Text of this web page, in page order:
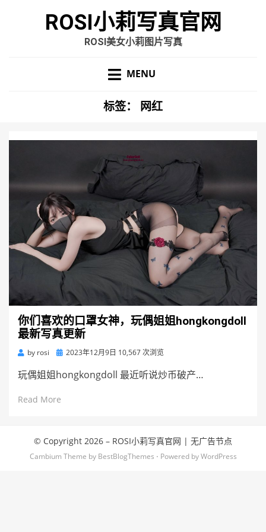
ROSI小莉写真官网
ROSI美女小莉图片写真
MENU
标签： 网红
你们喜欢的口罩女神，玩偶姐姐hongkongdoll
最新写真更新
by rosi
Posted
2023年12月9日 10,567 次浏览
玩偶姐姐hongkongdoll 最近听说炒币破产…
Read More
© Copyright 2026 – ROSI小莉写真官网 | 无广告节点
Cambium Theme by BestBlogThemes ⋅ Powered byWordPress